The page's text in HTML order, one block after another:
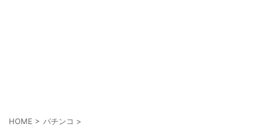
HOME > パチンコ >